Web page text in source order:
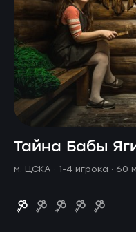
Тайна Бабы
м. ЦСКА · 1-4 игрока · 60